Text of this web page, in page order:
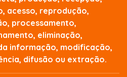
acesso, reprodução,
processamento,
eliminação,
informação, modificação,
difusão ou extração.